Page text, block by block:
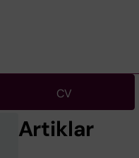
CV
Artiklar